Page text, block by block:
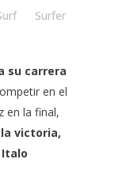
Surfer
su carrera
en el
en la final,
victoria,